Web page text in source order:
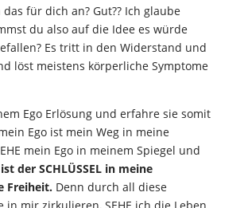
für dich an? Gut?? Ich glaube
du also auf die Idee es würde
Es tritt in den Widerstand und
löst meistens körperliche Symptome
Ego Erlösung und erfahre sie somit
Ego ist mein Weg in meine
mein Ego in meinem Spiegel und
der SCHLÜSSEL in meine
Freiheit.Denn durch all diese